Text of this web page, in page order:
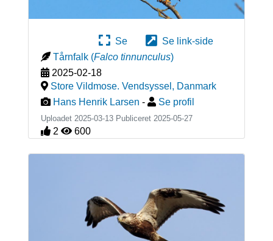
Se
Se link-side
Tårnfalk (Falco tinnunculus)
2025-02-18
Store Vildmose. Vendsyssel , Danmark
Hans Henrik Larsen - Se profil
Uploadet 2025-03-13 Publiceret 2025-05-27
2 600